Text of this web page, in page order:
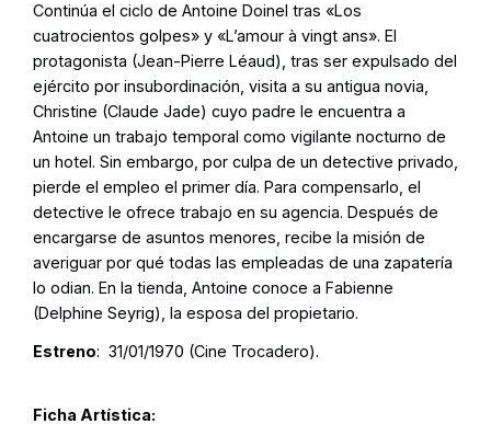
Continúa el ciclo de Antoine Doinel tras «Los
cuatrocientos golpes» y «L’amour à vingt ans». El
protagonista (Jean-Pierre Léaud), tras ser expulsado del
ejército por insubordinación, visita a su antigua novia,
Christine (Claude Jade) cuyo padre le encuentra a
Antoine un trabajo temporal como vigilante nocturno de
un hotel. Sin embargo, por culpa de un detective privado,
pierde el empleo el primer día. Para compensarlo, el
detective le ofrece trabajo en su agencia. Después de
encargarse de asuntos menores, recibe la misión de
averiguar por qué todas las empleadas de una zapatería
lo odian. En la tienda, Antoine conoce a Fabienne
(Delphine Seyrig), la esposa del propietario.
Estreno: 31/01/1970 (Cine Trocadero).
Ficha Artística: